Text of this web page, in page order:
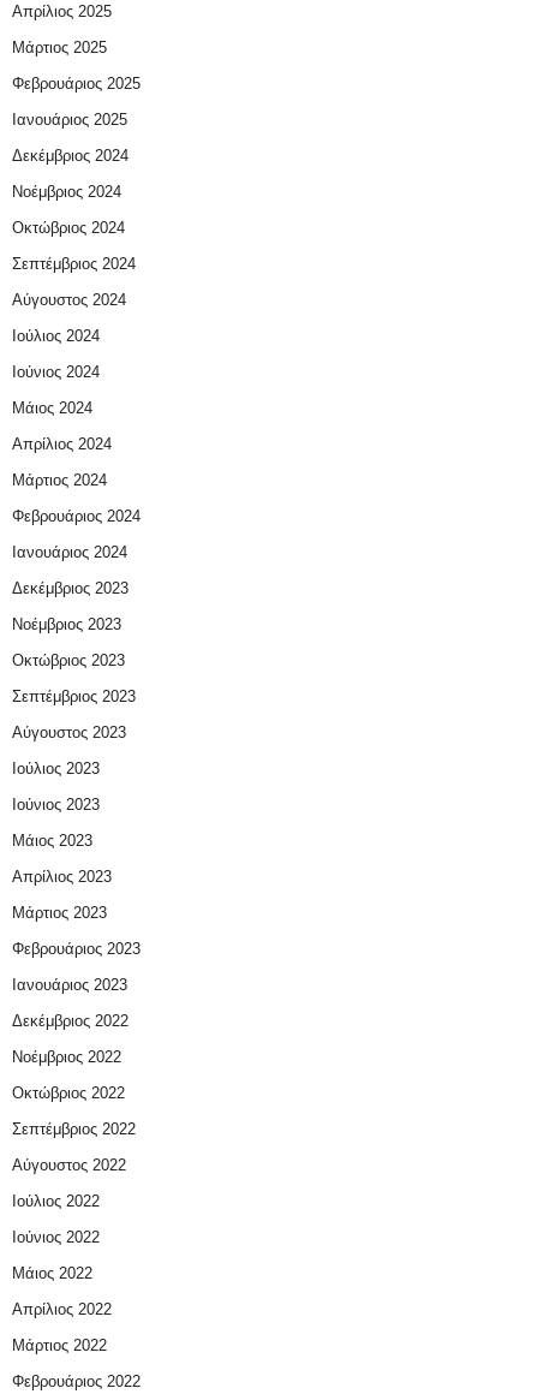
Απρίλιος 2025
Μάρτιος 2025
Φεβρουάριος 2025
Ιανουάριος 2025
Δεκέμβριος 2024
Νοέμβριος 2024
Οκτώβριος 2024
Σεπτέμβριος 2024
Αύγουστος 2024
Ιούλιος 2024
Ιούνιος 2024
Μάιος 2024
Απρίλιος 2024
Μάρτιος 2024
Φεβρουάριος 2024
Ιανουάριος 2024
Δεκέμβριος 2023
Νοέμβριος 2023
Οκτώβριος 2023
Σεπτέμβριος 2023
Αύγουστος 2023
Ιούλιος 2023
Ιούνιος 2023
Μάιος 2023
Απρίλιος 2023
Μάρτιος 2023
Φεβρουάριος 2023
Ιανουάριος 2023
Δεκέμβριος 2022
Νοέμβριος 2022
Οκτώβριος 2022
Σεπτέμβριος 2022
Αύγουστος 2022
Ιούλιος 2022
Ιούνιος 2022
Μάιος 2022
Απρίλιος 2022
Μάρτιος 2022
Φεβρουάριος 2022